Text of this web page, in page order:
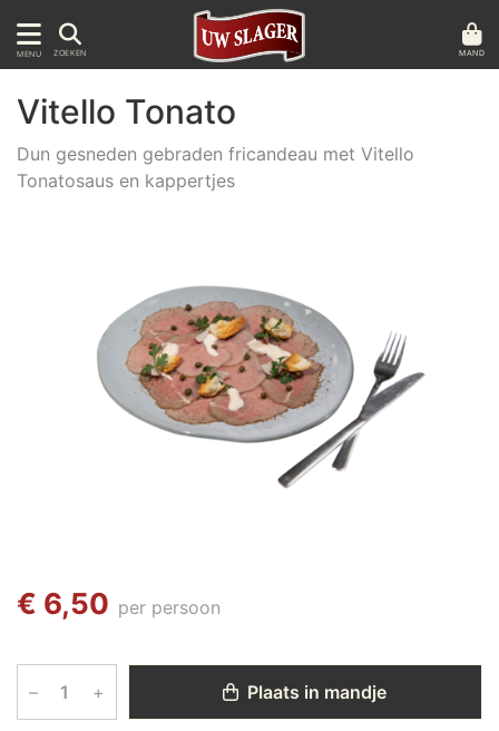
MENU ZOEKEN MAND
Vitello Tonato
Dun gesneden gebraden fricandeau met Vitello
Tonatosaus en kappertjes
€ 6,50 per persoon
– + Plaats in mandje